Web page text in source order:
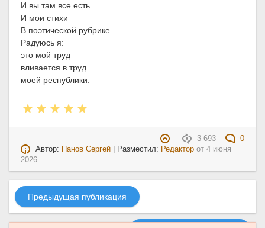
И вы там все есть.
И мои стихи
В поэтической рубрике.
Радуюсь я:
это мой труд
вливается в труд
моей республики.
3 693
0
Автор:
Панов Сергей | Разместил: Редактор от4 июня
2026
Предыдущая публикация